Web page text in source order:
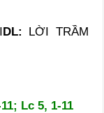
DL: LỜI TRẦM
Lc 5, 1-11